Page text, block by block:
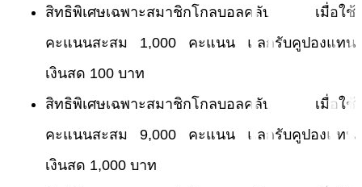
สิทธิพิเศษเฉพาะสมาชิกโกลบอลคลับ เมื่อใช้
คะแนนสะสม 1,000 คะแนน แลกรับคูปองแทน
เงินสด 100 บาท
สิทธิพิเศษเฉพาะสมาชิกโกลบอลคลับ เมื่อใช้
คะแนนสะสม 9,000 คะแนน แลกรับคูปองแทน
เงินสด 1,000 บาท